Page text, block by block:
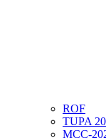
ROF
TUPA
MCC-